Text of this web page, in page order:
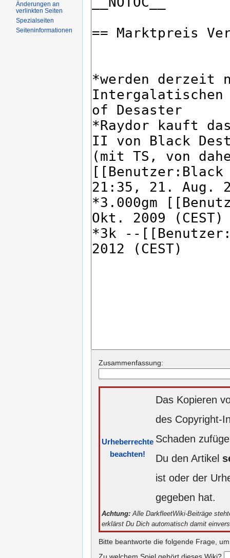
Zusammenfassung:
Urheberrechte
beachten!
Das Kopieren
des Copyright-
Schaden
Du den Artikel
ist oder der
gegeben hat.
Achtung: Alle DarkfleetWiki-Beiträge
erklärst Du Dich automatisch damit
Bitte beantworte die folgende Frage,
Änderungen an
verlinkten Seiten
Spezialseiten
Seiten­informationen